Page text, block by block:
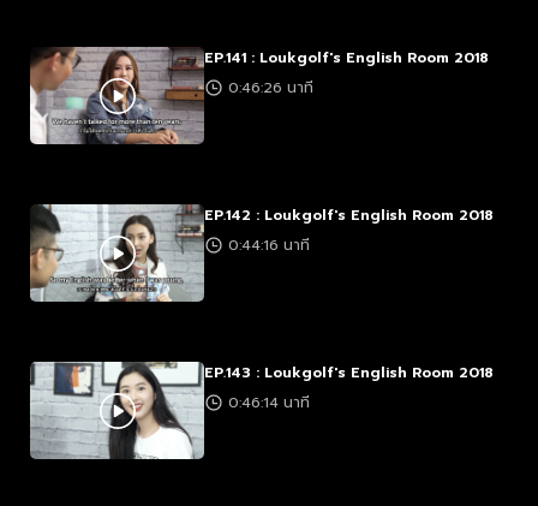
EP.141 : Loukgolf's English Room 2018
0:46:26 นาที
EP.142 : Loukgolf's English Room 2018
0:44:16 นาที
EP.143 : Loukgolf's English Room 2018
0:46:14 นาที